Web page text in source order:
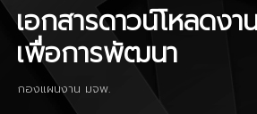
เอกสารดาวน์โหลดงา
เพื่อการพัฒนา
กองแผนงาน มจพ.